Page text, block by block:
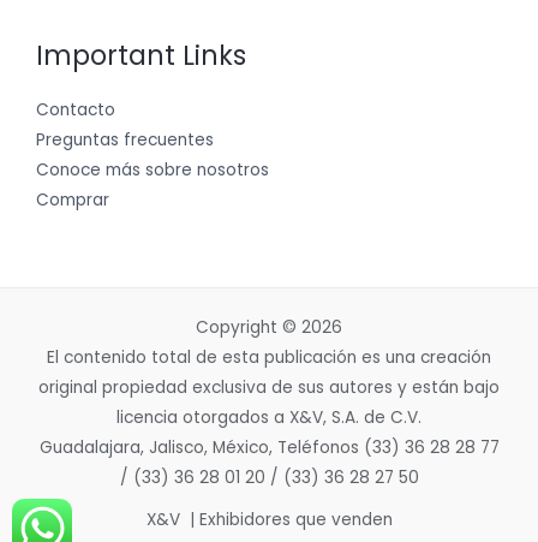
Important Links
Contacto
Preguntas frecuentes
Conoce más sobre nosotros
Comprar
Copyright © 2026
El contenido total de esta publicación es una creación
original propiedad exclusiva de sus autores y están bajo
licencia otorgados a X&V, S.A. de C.V.
Guadalajara, Jalisco, México, Teléfonos (33) 36 28 28 77
/ (33) 36 28 01 20 / (33) 36 28 27 50
X&V | Exhibidores que venden